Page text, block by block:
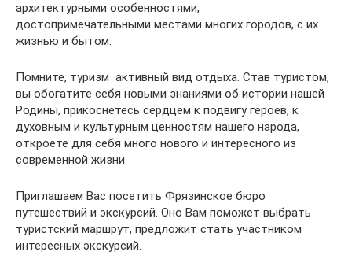
архитектурными особенностями,
достопримечательными местами многих городов, с их
жизнью и бытом.
Помните, туризм  активный вид отдыха. Став туристом,
вы обогатите себя новыми знаниями об истории нашей
Родины, прикоснетесь сердцем к подвигу героев, к
духовным и культурным ценностям нашего народа,
откроете для себя много нового и интересного из
современной жизни.
Приглашаем Вас посетить Фрязинское бюро
путешествий и экскурсий. Оно Вам поможет выбрать
туристский маршрут, предложит стать участником
интересных экскурсий.